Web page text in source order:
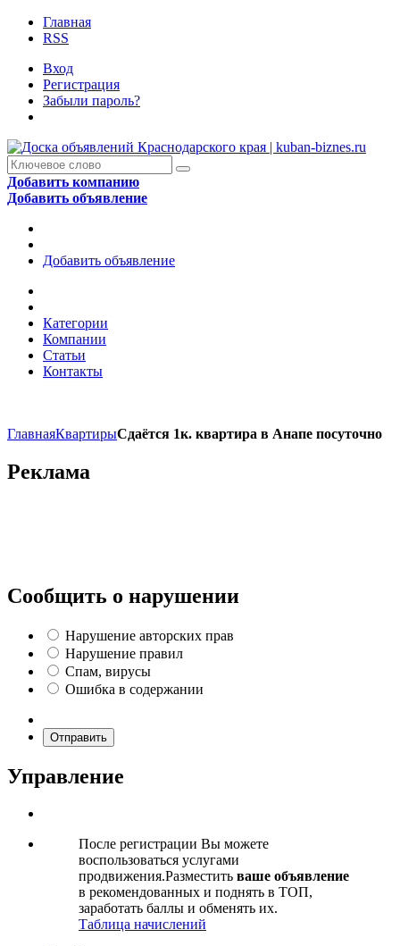
Главная
RSS
Вход
Регистрация
Забыли пароль?
Добавить компанию
Добавить объявление
Добавить объявление
Категории
Компании
Статьи
Контакты
ГлавнаяКвартирыСдаётся 1к. квартира в Анапе посуточно
Реклама
Сообщить о нарушении
Нарушение авторских прав
Нарушение правил
Спам, вирусы
Ошибка в содержании
Отправить
Управление
После регистрации Вы можете
воспользоваться услугами
продвижения.Разместить ваше объявление
в рекомендованных и поднять в ТОП,
заработать баллы и обменять их.
Таблица начислений